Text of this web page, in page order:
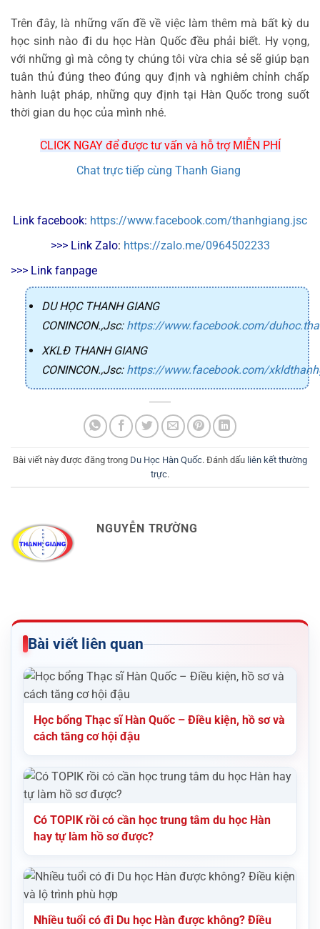
Trên đây, là những vấn đề về việc làm thêm mà bất kỳ du
học sinh nào đi du học Hàn Quốc đều phải biết. Hy vọng,
với những gì mà công ty chúng tôi vừa chia sẻ sẽ giúp bạn
tuân thủ đúng theo đúng quy định và nghiêm chỉnh chấp
hành luật pháp, những quy định tại Hàn Quốc trong suốt
thời gian du học của mình nhé.
CLICK NGAY để được tư vấn và hỗ trợ MIỄN PHÍ
Chat trực tiếp cùng Thanh Giang
Link facebook: https://www.facebook.com/thanhgiang.jsc
>>> Link Zalo: https://zalo.me/0964502233
>>> Link fanpage
DU HỌC THANH GIANG
CONINCON.,Jsc: https://www.facebook.com/
XKLĐ THANH GIANG
CONINCON.,Jsc: https://www.facebook.com/
Bài viết này được đăng trong Du Học Hàn Quốc. Đánh dấu liên kết thường
trực.
NGUYỄN TRƯỜNG
Bài viết liên quan
Học bổng Thạc sĩ Hàn Quốc – Điều kiện, hồ sơ và
cách tăng cơ hội đậu
Có TOPIK rồi có cần học trung tâm du học Hàn
hay tự làm hồ sơ được?
Nhiều tuổi có đi Du học Hàn được không? Điều